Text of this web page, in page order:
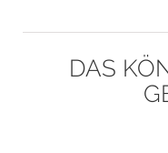
DAS